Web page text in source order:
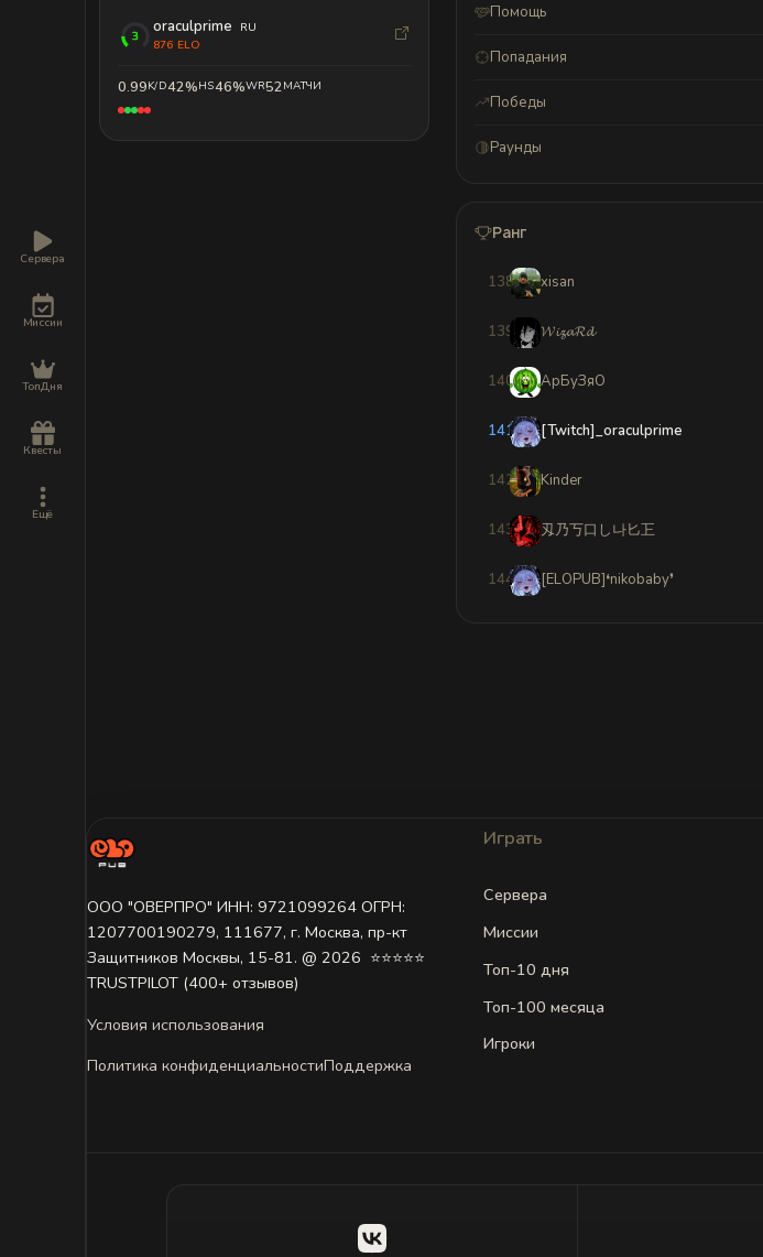
Сервера
Миссии
ТопДня
Квесты
Ещё
oraculprime
RU
876 ELO
0.99K/D42%HS46%WR52МАТЧИ
Помощь
Попадания
Победы
Раунды
Ранг
138 xisan
139 𝓦𝓲𝔃𝓪𝓡𝓭
140 АрБуЗяO
141 [Twitch]_oraculprime
142 Kinder
143 刄乃丂口し나匕㠪
144 [ELOPUB]❛nikobaby❜
ООО "ОВЕРПРО" ИНН: 9721099264 ОГРН:
1207700190279, 111677, г. Москва, пр-кт
Защитников Москвы, 15-81. @ 2026 ㅤ ⭐⭐⭐⭐⭐
TRUSTPILOT (400+ отзывов)
Условия использования
Политика конфиденциальностиПоддержка
Играть
Сервера
Миссии
Топ-10 дня
Топ-100 месяца
Игроки